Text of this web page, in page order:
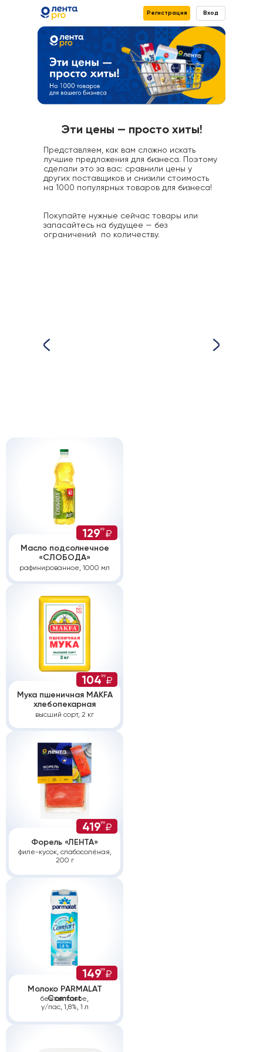
Регистрация Вход
Эти цены — просто хиты!
Представляем, как вам сложно искать
лучшие предложения для бизнеса. Поэтому
сделали это за вас: сравнили цены у
других поставщиков и снизили стоимость
на 1000 популярных товаров для бизнеса!
Покупайте нужные сейчас товары или
запасайтесь на будущее — без
ограничений по количеству.
Масло подсолнечное
«СЛОБОДА»
рафинированное, 1000 мл
12999 ₽
Мука пшеничная MAKFA
хлебопекарная
высший сорт, 2 кг
10499₽
Форель «ЛЕНТА»
филе-кусок, слабосолёная,
200 г
41999₽
Молоко PARMALAT
Comfort
безлактозное,
у/пас, 1,8%, 1 л
14999₽